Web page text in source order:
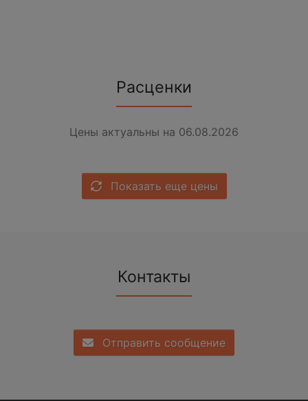
Расценки
Цены актуальны на 06.08.2026
Показать еще цены
Контакты
Отправить сообщение